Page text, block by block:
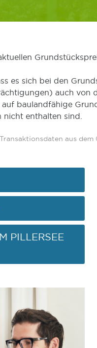
es sich bei den
auch von
auf baulandfähige
enthalten sind.
aus
PILLERSEE